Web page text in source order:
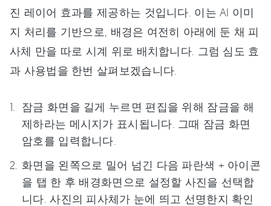
진 레이어 효과를 제공하는 것입니다. 이는 AI 이미
지 처리를 기반으로, 배경은 여전히 아래에 둔 채 피
사체 만을 따로 시계 위로 배치합니다. 그럼 심도 효
과 사용법을 한번 살펴보겠습니다.
잠금 화면을 길게 누르면 편집을 위해 잠금을 해
제하라는 메시지가 표시됩니다. 그때 잠금 화면
암호를 입력합니다.
화면을 왼쪽으로 밀어 넘긴 다음 파란색 + 아이콘
을 탭 한 후 배경화면으로 설정할 사진을 선택합
니다. 사진의 피사체가 눈에 띄고 선명한지 확인